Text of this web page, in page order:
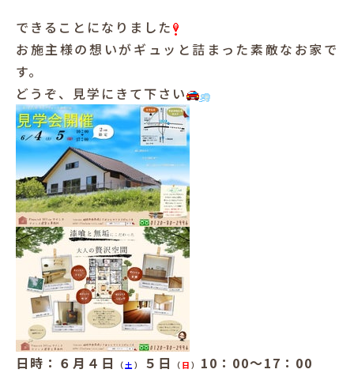
お客様の声
できることになりました
お施主様の想いがギュッと詰まった素敵なお家で
す。
どうぞ、見学にきて下さい
日時：６月４日 （土 ） ５日 （ 日 ） 10：00～17：00